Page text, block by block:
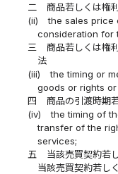
二
商品若しくは権
(ii)
the sales price
consideration for
三
商品若しくは権
法
(iii)
the timing or
goods or rights
四
商品の引渡時期
(iv)
the timing of
transfer of the
services;
五
当該売買契約若
当該売買契約若し